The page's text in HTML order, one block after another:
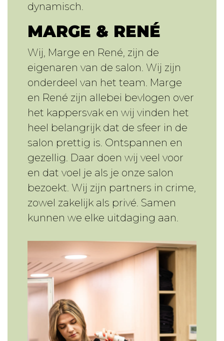
dynamisch.
MARGE & RENÉ
Wij, Marge en René, zijn de
eigenaren van de salon. Wij zijn
onderdeel van het team. Marge
en René zijn allebei bevlogen over
het kappersvak en wij vinden het
heel belangrijk dat de sfeer in de
salon prettig is. Ontspannen en
gezellig. Daar doen wij veel voor
en dat voel je als je onze salon
bezoekt. Wij zijn partners in crime,
zowel zakelijk als privé. Samen
kunnen we elke uitdaging aan.